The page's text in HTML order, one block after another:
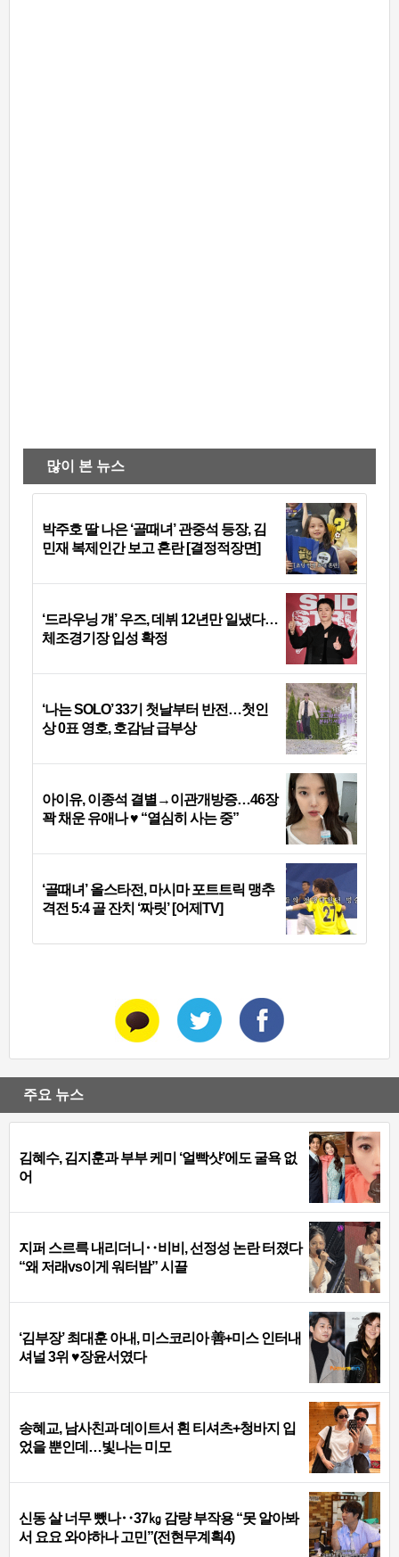
많이 본 뉴스
박주호 딸 나은 ‘골때녀’ 관중석 등장, 김
민재 복제인간 보고 혼란 [결정적장면]
‘드라우닝 걔’ 우즈, 데뷔 12년만 일냈다…
체조경기장 입성 확정
‘나는 SOLO’ 33기 첫날부터 반전…첫인
상 0표 영호, 호감남 급부상
아이유, 이종석 결별→이관개방증…46장
꽉 채운 유애나 ♥ “열심히 사는 중”
‘골때녀’ 올스타전, 마시마 포트트릭 맹추
격전 5:4 골 잔치 ‘짜릿’ [어제TV]
주요 뉴스
김혜수, 김지훈과 부부 케미 ‘얼빡샷’에도 굴욕 없
어
지퍼 스르륵 내리더니‥비비, 선정성 논란 터졌다
“왜 저래vs이게 워터밤” 시끌
‘김부장’ 최대훈 아내, 미스코리아 善+미스 인터내
셔널 3위 ♥장윤서였다
송혜교, 남사친과 데이트서 흰 티셔츠+청바지 입
었을 뿐인데…빛나는 미모
신동 살 너무 뺐나‥37㎏ 감량 부작용 “못 알아봐
서 요요 와야하나 고민”(전현무계획4)